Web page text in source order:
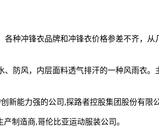
种冲锋衣品牌和冲锋衣价格参差不齐，
防风，内层面料透气排汗的一种风雨衣。
新能力强的公司,探路者控股集团股份有限公
制造商,哥伦比亚运动服装公司。